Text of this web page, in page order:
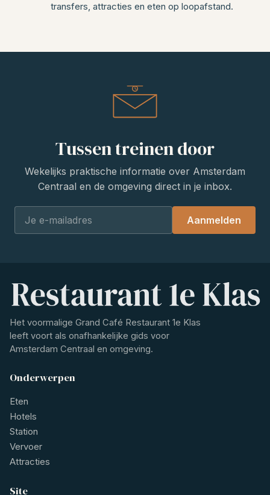
transfers, attracties en eten op loopafstand.
Tussen treinen door
Wekelijks praktische informatie over Amsterdam
Centraal en de omgeving direct in je inbox.
Aanmelden
Het voormalige Grand Café Restaurant 1e Klas
leeft voort als onafhankelijke gids voor
Amsterdam Centraal en omgeving.
Onderwerpen
Eten
Hotels
Station
Vervoer
Attracties
Site